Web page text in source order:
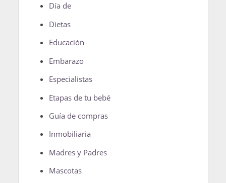
Día de
Dietas
Educación
Embarazo
Especialistas
Etapas de tu bebé
Guía de compras
Inmobiliaria
Madres y Padres
Mascotas